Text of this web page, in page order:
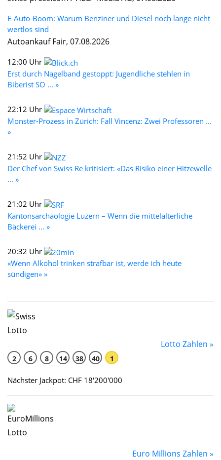
E-Auto-Boom: Warum Benziner und Diesel noch lange nicht
wertlos sind
Autoankauf Fair, 07.08.2026
12:00 Uhr
Erst durch Nagelband gestoppt: Jugendliche stehlen in
Biberist SO ... »
22:12 Uhr
Monster-Prozess in Zürich: Fall Vincenz: Zwei Professoren ...
»
21:52 Uhr
Der Chef von Swiss Re kritisiert: «Das Risiko einer Hitzewelle
... »
21:02 Uhr
Kantonsarchäologie Luzern – Wenn die mittelalterliche
Bäckerei ... »
20:32 Uhr
«Wenn Alkohol trinken strafbar ist, werde ich heute
sündigen» »
Lotto Zahlen »
2 6 8 14 38 40 1
Nächster Jackpot: CHF 18'200'000
Euro Millions Zahlen »